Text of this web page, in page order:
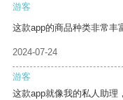
游客
这款app的商品种类非常丰
2024-07-24
游客
这款app就像我的私人助理